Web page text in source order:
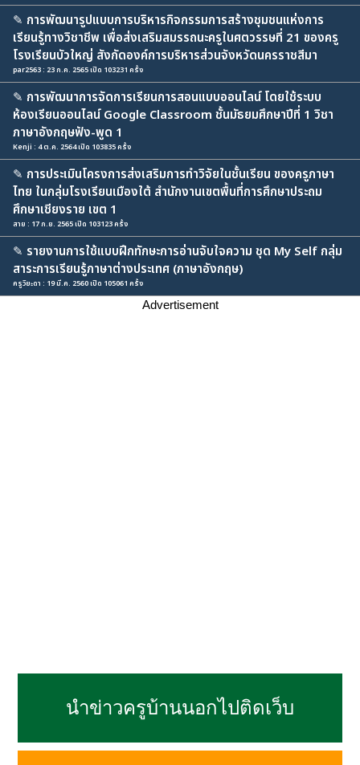
✎ การพัฒนารูปแบบการบริหารกิจกรรมการสร้างชุมชนแห่งการ
เรียนรู้ทางวิชาชีพ เพื่อส่งเสริมสมรรถนะครูในศตวรรษที่ 21 ของครู
โรงเรียนบัวใหญ่ สังกัดองค์การบริหารส่วนจังหวัดนครราชสีมา
par2563 : 23 ก.ค. 2565 เปิด 103231 ครั้ง
✎ การพัฒนาการจัดการเรียนการสอนแบบออนไลน์ โดยใช้ระบบ
ห้องเรียนออนไลน์ Google Classroom ชั้นมัธยมศึกษาปีที่ 1 วิชา
ภาษาอังกฤษฟัง-พูด 1
Kenji : 4 ต.ค. 2564 เปิด 103835 ครั้ง
✎ การประเมินโครงการส่งเสริมการทำวิจัยในชั้นเรียน ของครูภาษา
ไทย ในกลุ่มโรงเรียนเมืองใต้ สำนักงานเขตพื้นที่การศึกษาประถม
ศึกษาเชียงราย เขต 1
สาย : 17 ก.ย. 2565 เปิด 103123 ครั้ง
✎ รายงานการใช้แบบฝึกทักษะการอ่านจับใจความ ชุด My Self กลุ่ม
สาระการเรียนรู้ภาษาต่างประเทศ (ภาษาอังกฤษ)
ครูวิยะดา : 19 มี.ค. 2560 เปิด 105061 ครั้ง
Advertisement
นำข่าวครูบ้านนอกไปติดเว็บ